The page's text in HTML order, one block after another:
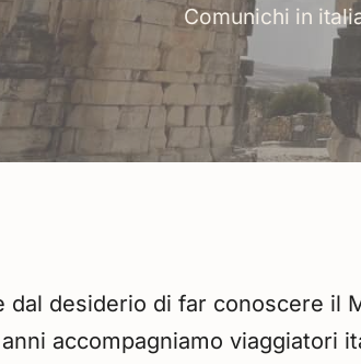
Comunichi in
dal desiderio di far conoscere
accompagniamo viaggiatori